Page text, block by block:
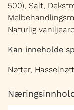
500), Salt,
Naturlig
Kan inneholde
Nøtter,